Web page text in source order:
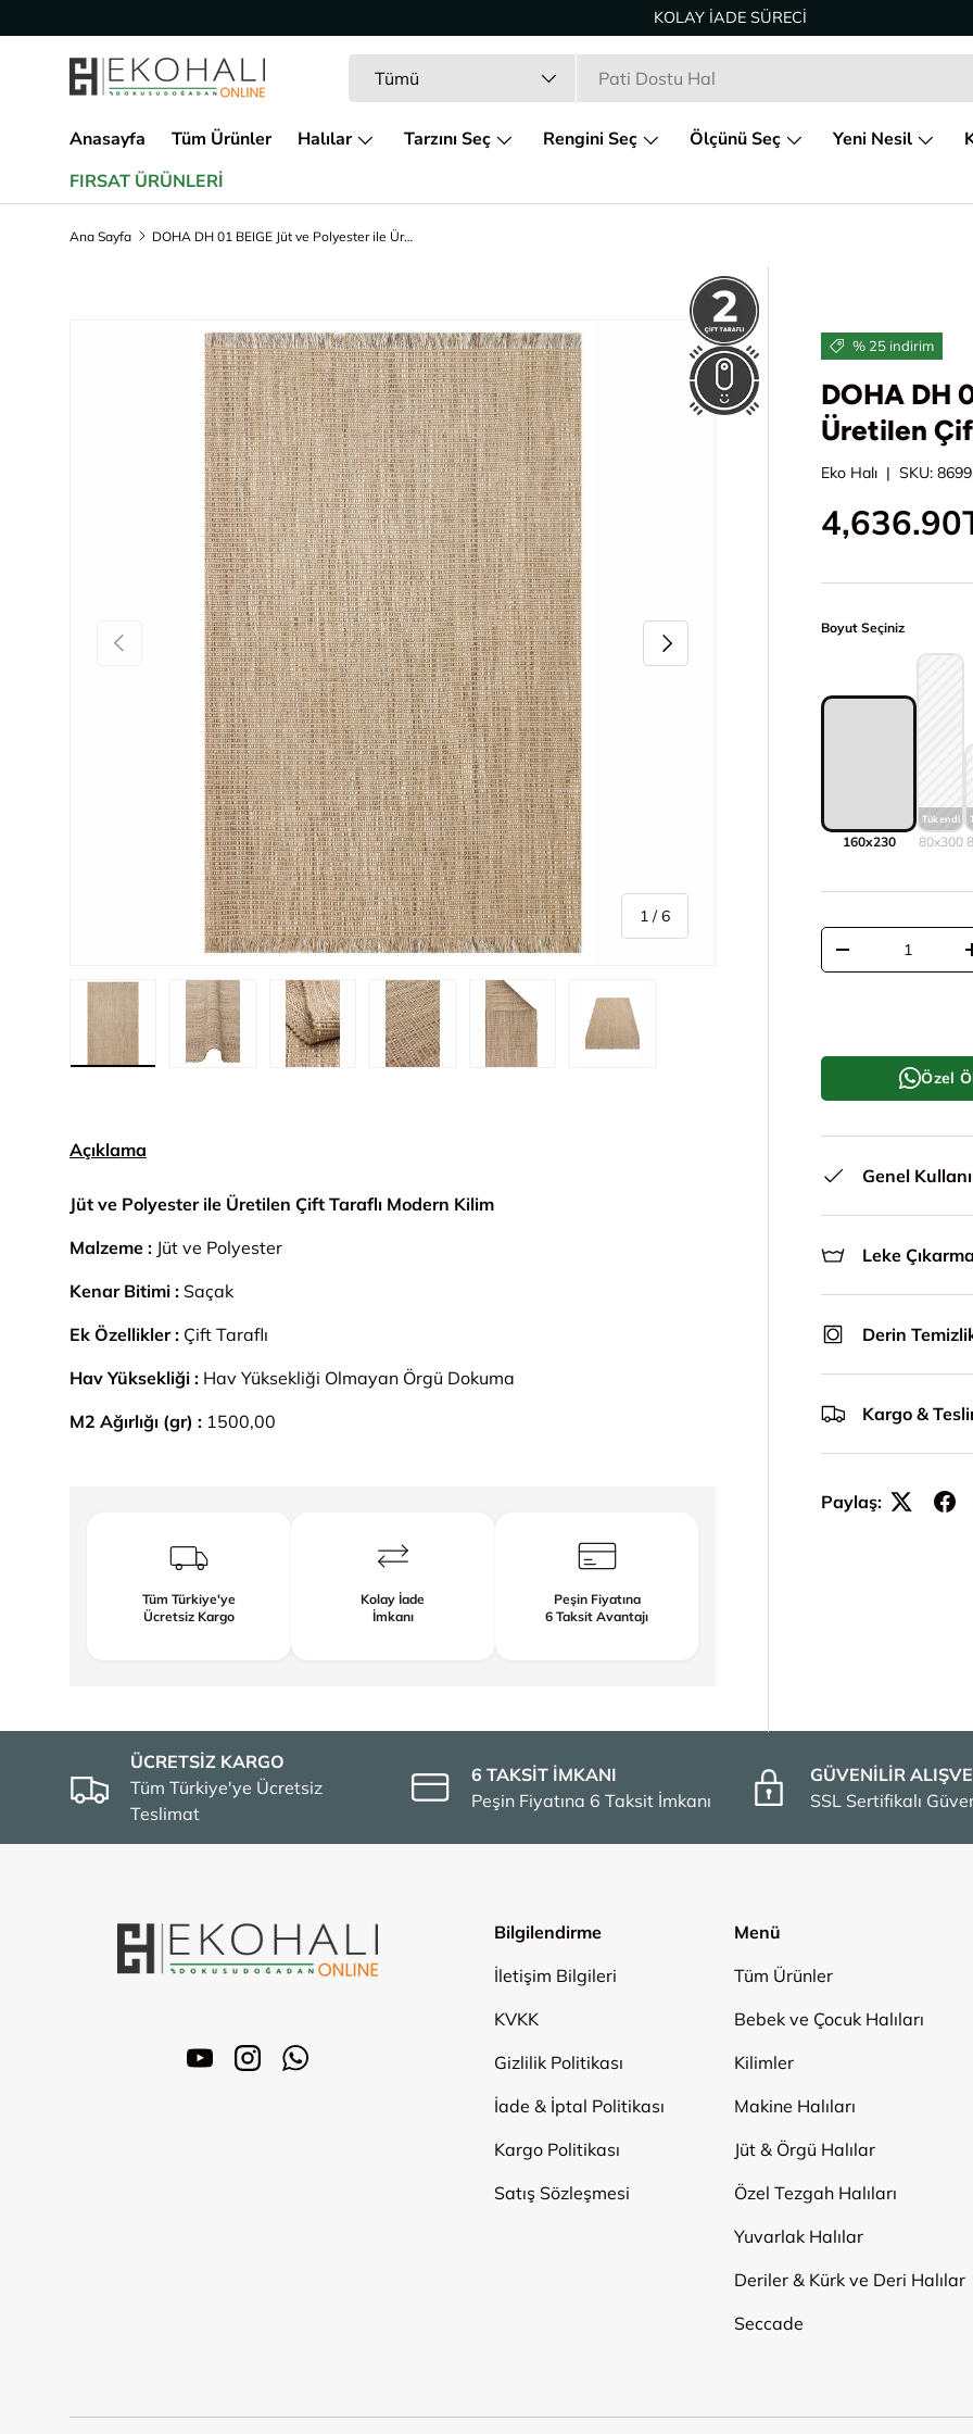
İçeriğe geç
KOLAY İADE SÜRECİ
Tümü
Anasayfa Tüm Ürünler Halılar Tarzını Seç Rengini Seç Ölçünü Seç Yeni Nesil
FIRSAT ÜRÜNLERİ
Ana Sayfa DOHA DH 01 BEIGE Jüt ve Polyester ile Üretilen Çift Taraflı Modern Kilim
Ürün bilgisine geç
Önceki
1 //6
Sonraki
% 25 indirim
DOHA DH
Üretilen
Eko Halı |SKU:
İndirimli
Boyut Seçiniz
160x230 80x300
Adet
Adeti azalt
Özel
Genel
Leke Çıkarma
Derin
Kargo &
Paylaş:
Açıklama
Jüt ve Polyester ile Üretilen Çift Taraflı Modern Kilim
Malzeme : Jüt ve Polyester
Kenar Bitimi : Saçak
Ek Özellikler : Çift Taraflı
Hav Yüksekliği : Hav Yüksekliği Olmayan Örgü Dokuma
M2 Ağırlığı (gr) : 1500,00
Tüm Türkiye'ye
Ücretsiz Kargo
Kolay İade
İmkanı
Peşin Fiyatına
6 Taksit Avantajı
ÜCRETSİZ KARGO
Tüm Türkiye'ye Ücretsiz
Teslimat
6 TAKSİT İMKANI
Peşin Fiyatına 6 Taksit İmkanı
GÜVENİLİR
SSL Sertifikalı
YouTubeInstagramWhatsApp
Bilgilendirme
İletişim Bilgileri
KVKK
Gizlilik Politikası
İade & İptal Politikası
Kargo Politikası
Satış Sözleşmesi
Menü
Tüm Ürünler
Bebek ve Çocuk Halıları
Kilimler
Makine Halıları
Jüt & Örgü Halılar
Özel Tezgah Halıları
Yuvarlak Halılar
Deriler & Kürk ve Deri Halılar
Seccade